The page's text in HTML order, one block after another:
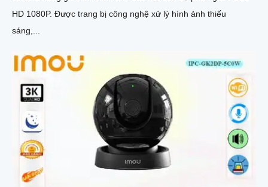
HD 1080P. Được trang bị công nghệ xử lý hình ảnh thiếu
sáng,...